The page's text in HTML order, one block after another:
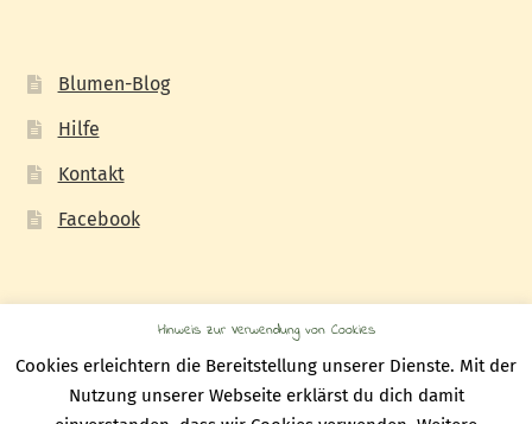
Blumen-Blog
Hilfe
Kontakt
Facebook
© Wir brauchen Blumen 2026
Datenschutzerklärung
Erstellt mit WooCommerce.
Hinweis zur Verwendung von Cookies
Cookies erleichtern die Bereitstellung unserer Dienste. Mit der
Nutzung unserer Webseite erklärst du dich damit